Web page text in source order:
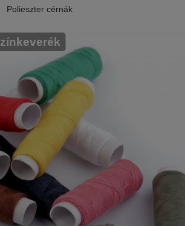
Polieszter cérnák